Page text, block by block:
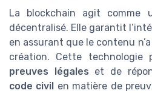
La blockchain agit comme
décentralisé. Elle garantit
en assurant que le contenu
création. Cette technologie
preuves légales et de
code civil en matière de